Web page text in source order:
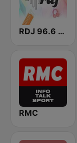
RDJ 96.6 FM
RMC